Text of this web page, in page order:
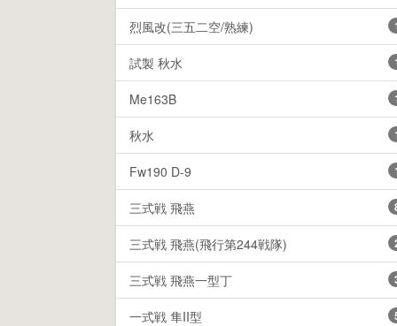
烈風改(三五二空/熟練)
試製 秋水
Me163B
秋水
Fw190 D-9
三式戦 飛燕
三式戦 飛燕(飛行第244戦隊)
三式戦 飛燕一型丁
一式戦 隼II型